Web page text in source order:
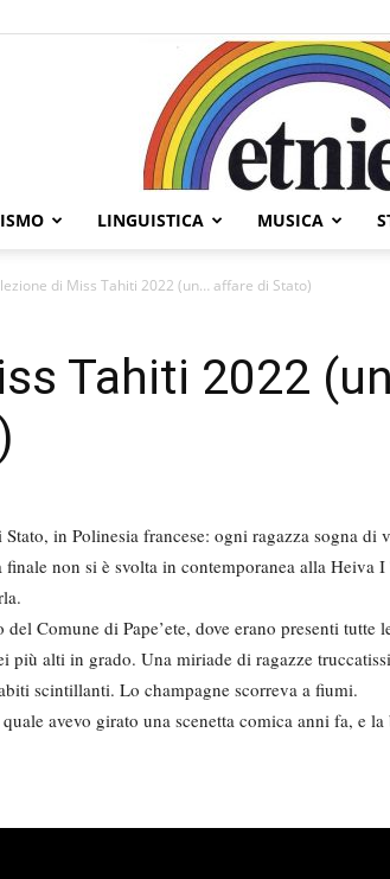
LINGUISTICA MUSICA
di Miss Tahiti 2022 (un… affare di Stato)
Tahiti 2022
in Polinesia francese: ogni ragazza sogna di
non si è svolta in contemporanea alla Heiva
Comune di Pape’ete, dove erano presenti tutte
più alti in grado. Una miriade di ragazze
scintillanti. Lo champagne scorreva a fiumi.
avevo girato una scenetta comica anni fa, e